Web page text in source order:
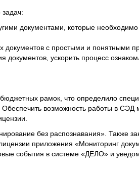
задач:
документами, которые необходимо
документов с простыми и понятными
документов, ускорить процесс
бюджетных рамок, что определило
возможность работы в СЭД
без распознавания». Также
приложения «Мониторинг
события в системе «ДЕЛО» и